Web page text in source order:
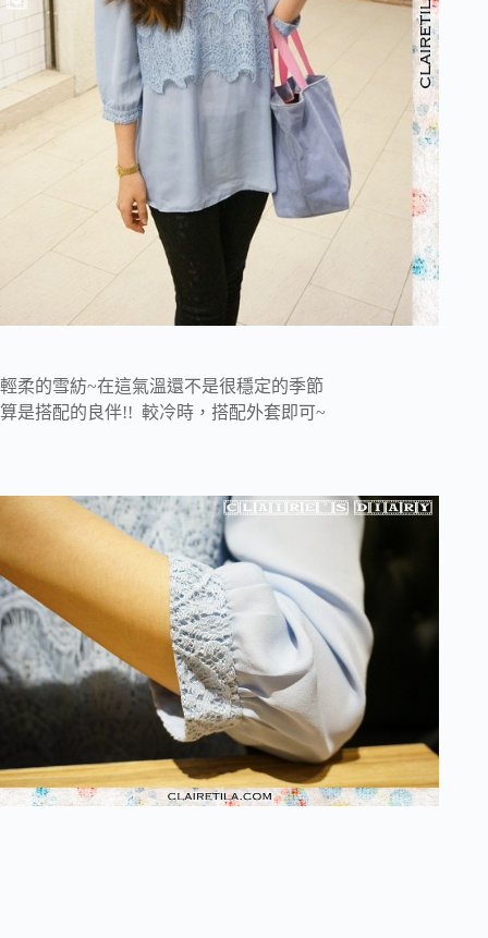
輕柔的雪紡~在這氣溫還不是很穩定的季節
算是搭配的良伴!! 較冷時，搭配外套即可~